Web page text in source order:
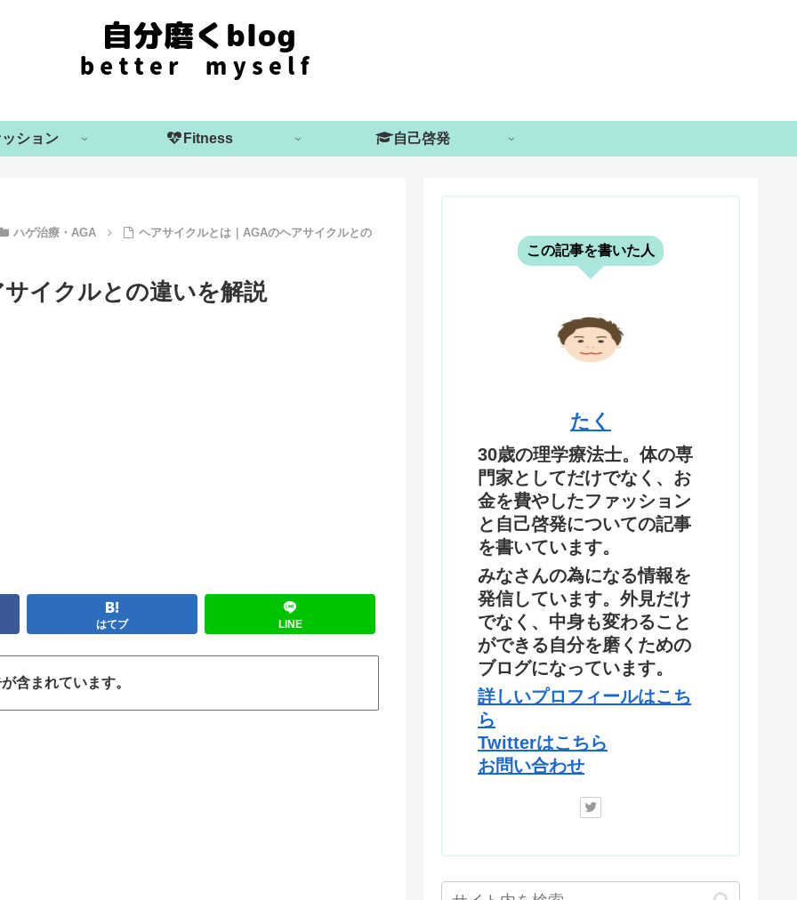
ション Fitness 自己啓発
ハゲ治療・AGA ヘアサイクルとは｜AGAのヘアサイクルとの
イクルとの違いを解説
はてブ LINE
含まれています。
この記事を書いた人
たく
30歳の理学療法士。体の専
門家としてだけでなく、お
金を費やしたファッション
と自己啓発についての記事
を書いています。
みなさんの為になる情報を
発信しています。外見だけ
でなく、中身も変わること
ができる自分を磨くための
ブログになっています。
詳しいプロフィールはこち
ら
Twitterはこちら
お問い合わせ